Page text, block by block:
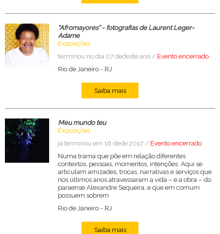
“Afromayores” - fotografias de Laurent Leger-
Adame
Exposições
terminou no dia 07 dedeste ano / Evento encerrado
Rio de Janeiro- RJ
Saiba mais
Meu mundo teu
Exposições
já terminou em 16 dede 2017 / Evento encerrado
Numa trama que põe em relação diferentes
contextos, pessoas, momentos, intenções. Aqui se
articulam amizades, trocas, narrativas e serviços que
nos últimos anos atravessaram a vida – e a obra – do
paraense Alexandre Sequeira, e que em comum
possuem sobrem
Rio de Janeiro- RJ
Saiba mais